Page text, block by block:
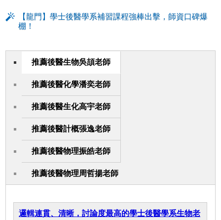
【龍門】學士後醫學系補習課程強棒出擊，師資口碑爆
棚！
推薦後醫生物吳頡老師
推薦後醫化學潘奕老師
推薦後醫生化高宇老師
推薦後醫計概張逸老師
推薦後醫物理振皓老師
推薦後醫物理周哲揚老師
邏輯連貫、清晰，討論度最高的學士後醫學系生物老